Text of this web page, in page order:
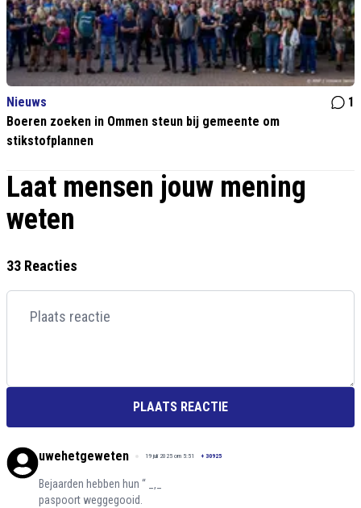
Nieuws
1
Boeren zoeken in Ommen steun bij gemeente om
stikstofplannen
Laat mensen jouw mening
weten
33 Reacties
PLAATS REACTIE
uwehetgeweten 19 juli 2025 om 5:51 + 30925
Bejaarden hebben hun “ _‚_
paspoort weggegooid.